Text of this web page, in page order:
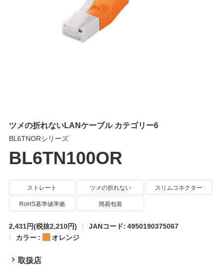
ツメの折れないLANケーブル カテゴリー6
BL6TNORシリーズ
BL6TN100OR
ストレート ツメの折れない
スリムコネクター
RoHS基準値準拠
簡易包装
2,431円(税抜2,210円)
JANコード: 4950190375067
カラー :
オレンジ
取扱店